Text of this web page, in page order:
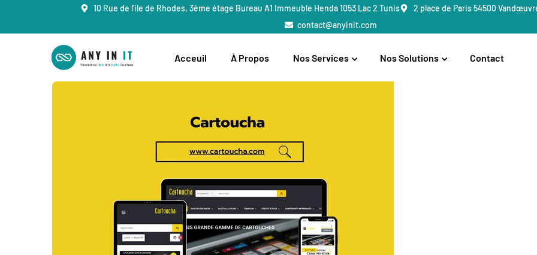
10 Rue de l’ile de Rhodes, 3éme étage Bureau A1 Immeuble Henda 1053 Lac 2 Tunis
2 place de Paris 54500
contact@anyinit.com
Acceuil À Propos Nos Services Nos Solutions Contact